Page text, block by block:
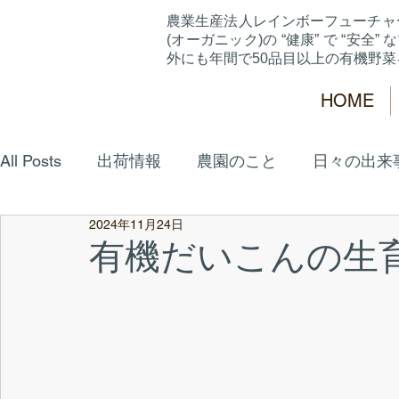
農業生産法人レインボーフューチ
(オーガニック)の “健康” で “安全” な
外にも年間で50品目以上の有機野
HOME
All Posts 出荷情報 農園のこと 日々の出来
有機だいこんの生
2024年11月24日